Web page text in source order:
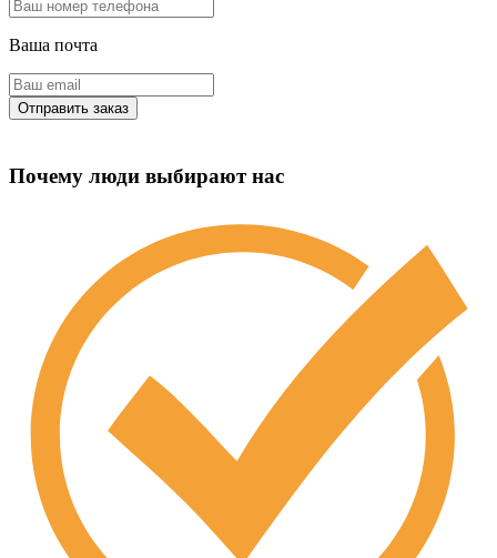
Ваша почта
Почему люди выбирают нас